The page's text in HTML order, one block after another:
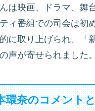
は映画、ドラマ、舞
ィ番組での司会は初
に取り上げられ、「
声が寄せられました。
環奈のコメント